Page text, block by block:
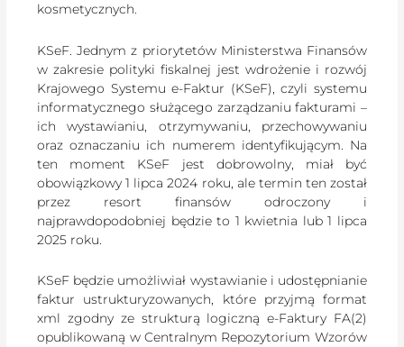
kosmetycznych.
KSeF. Jednym z priorytetów Ministerstwa Finansów
w zakresie polityki fiskalnej jest wdrożenie i rozwój
Krajowego Systemu e-Faktur (KSeF), czyli systemu
informatycznego służącego zarządzaniu fakturami –
ich wystawianiu, otrzymywaniu, przechowywaniu
oraz oznaczaniu ich numerem identyfikującym. Na
ten moment KSeF jest dobrowolny, miał być
obowiązkowy 1 lipca 2024 roku, ale termin ten został
przez resort finansów odroczony i
najprawdopodobniej będzie to 1 kwietnia lub 1 lipca
2025 roku.
KSeF będzie umożliwiał wystawianie i udostępnianie
faktur ustrukturyzowanych, które przyjmą format
xml zgodny ze strukturą logiczną e-Faktury FA(2)
opublikowaną w Centralnym Repozytorium Wzorów